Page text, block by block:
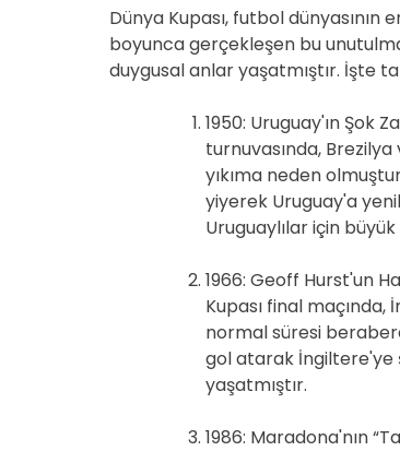
Dünya Kupası, futbol
boyunca gerçekleşen bu
duygusal anlar yaşatmıştır. İşte
1950: Uruguay'ın Şok
turnuvasında,
yıkıma neden
yiyerek Uruguay'a
Uruguaylılar için
1966: Geoff Hurst'un
Kupası final maçında,
normal süresi
gol atarak İngiltere'ye
yaşatmıştır.
1986: Maradona'nın